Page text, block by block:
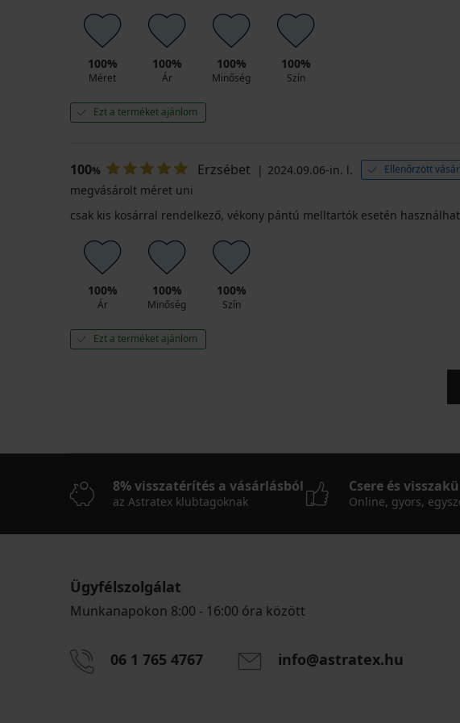
100%
Méret
100%
Ár
100%
Minőség
100%
Szín
Ezt a terméket ajánlom
100% Erzsébet 2024.09.06-in. l. Ellenőrzött
megvásárolt méret uni
csak kis kosárral rendelkező, vékony pántú melltartók esetén
100%
Ár
100%
Minőség
100%
Szín
Ezt a terméket ajánlom
8% visszatérítés a vásárlásból
az Astratex klubtagoknak
Csere és
Online, gyors,
Ügyfélszolgálat
Munkanapokon 8:00 - 16:00 óra között
06 1 765 4767 info@astratex.hu